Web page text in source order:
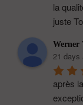
la
juste
Werner
21 days
après